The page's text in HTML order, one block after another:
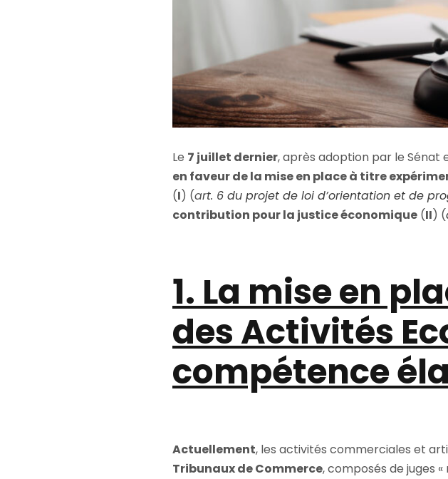
Le 7 juillet dernier, après adoption par le Sénat
en faveur de la mise en place à titre
(I) (art. 6 du projet de loi d’orientation et de
contribution pour la justice économique (II) (
1. La mise en
des Activités
compétence
Actuellement, les activités commerciales et
Tribunaux de Commerce, composés de juges